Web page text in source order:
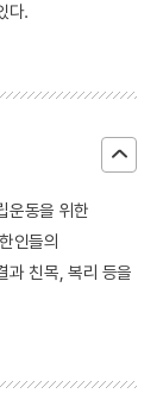
다.
운동을 위한
인들의
과 친목, 복리 등을